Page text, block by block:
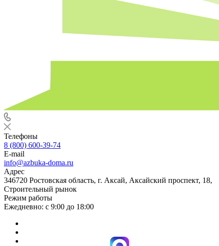
Телефоны
8 (800) 600-39-74
E-mail
info@azbuka-doma.ru
Адрес
346720 Ростовская область, г. Аксай, Аксайский проспект, 18,
Строительный рынок
Режим работы
Ежедневно: с 9:00 до 18:00